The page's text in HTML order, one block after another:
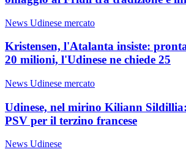
News Udinese mercato
Kristensen, l'Atalanta insiste:
20 milioni, l'Udinese ne chiede 25
News Udinese mercato
Udinese, nel mirino Kiliann
PSV per il terzino francese
News Udinese